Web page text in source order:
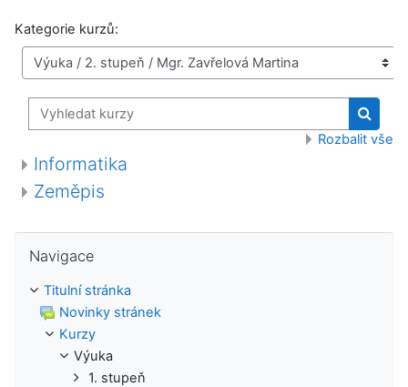
Kategorie kurzů:
Vyhledat kurzy
Rozbalit vše
Informatika
Zeměpis
Navigace
Titulní stránka
Novinky stránek
Kurzy
Výuka
1. stupeň